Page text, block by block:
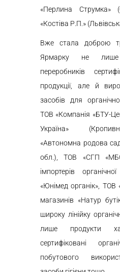
«Перлина Струмка»
«Костіва Р.П.»
Вже стала доброю
Ярмарку не лише
переробників
продукції, але й
засобів для
ТОВ «Компанія «БТУ-
Україна»
«Автономна родова
обл.), ТОВ «СГП
імпортерів
«Юнімед органік», ТОВ
магазинів «Натур
широку лінійку
лише продукти
сертифіковані
побутового